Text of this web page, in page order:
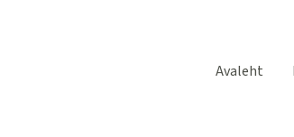
Avaleht